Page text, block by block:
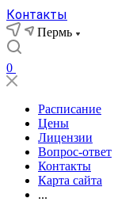
Контакты
Пермь
0
Расписание
Цены
Лицензии
Вопрос-ответ
Контакты
Карта сайта
...